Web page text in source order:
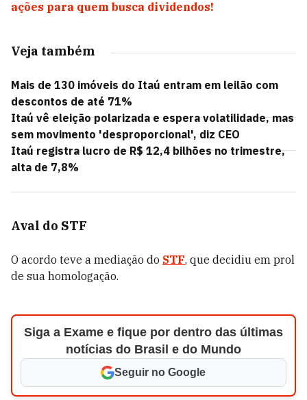
ações para quem busca dividendos!
Veja também
Mais de 130 imóveis do Itaú entram em leilão com
descontos de até 71%
Itaú vê eleição polarizada e espera volatilidade, mas
sem movimento 'desproporcional', diz CEO
Itaú registra lucro de R$ 12,4 bilhões no trimestre,
alta de 7,8%
Aval do STF
O acordo teve a mediação do STF, que decidiu em prol
de sua homologação.
Siga a Exame e fique por dentro das últimas
notícias do Brasil e do Mundo
Seguir no Google